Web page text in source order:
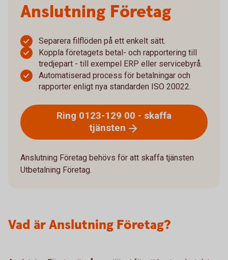
Anslutning Företag
Separera filflöden på ett enkelt sätt.
Koppla företagets betal- och rapportering till
tredjepart - till exempel ERP eller servicebyrå.
Automatiserad process för betalningar och
rapporter enligt nya standarden ISO 20022.
Ring 0123-129 00 - skaffa
tjänsten
Anslutning Företag behövs för att skaffa tjänsten
Utbetalning Företag.
Vad är Anslutning Företag?